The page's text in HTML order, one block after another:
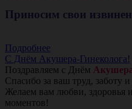
Приносим свои
Подробнее
С Днём Акушера-Гинеколога!
Поздравляем с Днём
Спасибо за ваш труд, заботу и
Желаем вам любви, здоровья
моментов!